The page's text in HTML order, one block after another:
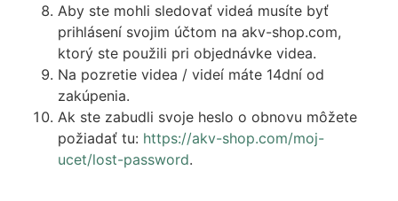
Aby ste mohli sledovať videá musíte byť
prihlásení svojim účtom na akv-shop.com,
ktorý ste použili pri objednávke videa.
Na pozretie videa / videí máte 14dní od
zakúpenia.
Ak ste zabudli svoje heslo o obnovu môžete
požiadať tu: https://akv-shop.com/moj-
ucet/lost-password.